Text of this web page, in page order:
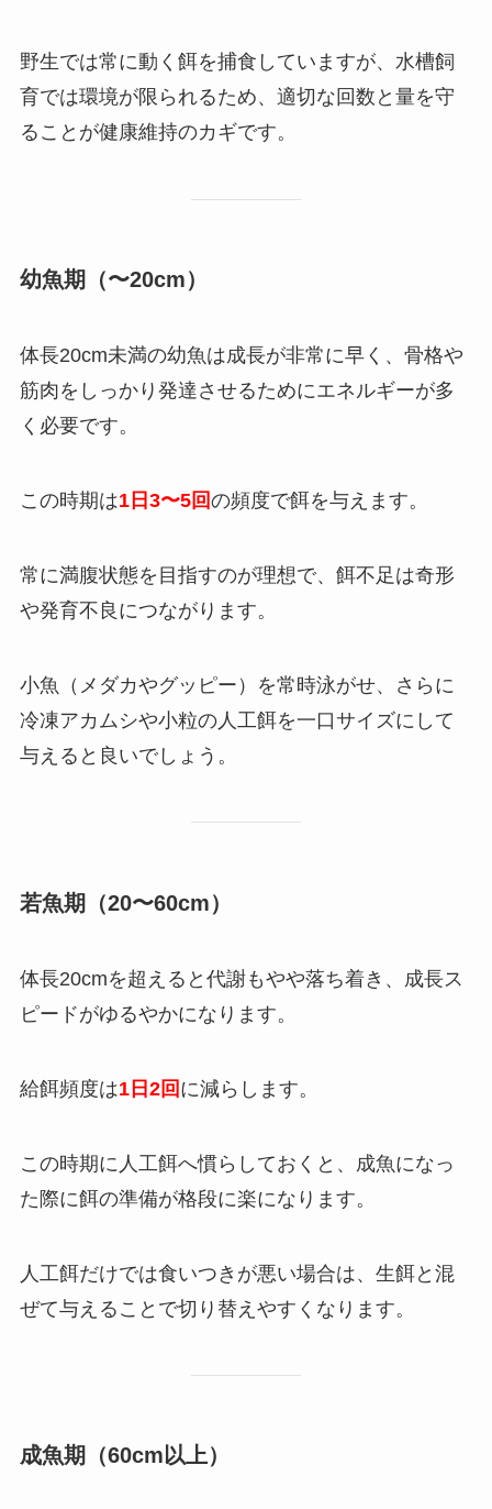
野生では常に動く餌を捕食していますが、水槽飼
育では環境が限られるため、適切な回数と量を守
ることが健康維持のカギです。
幼魚期（〜20cm）
体長20cm未満の幼魚は成長が非常に早く、骨格や
筋肉をしっかり発達させるためにエネルギーが多
く必要です。
この時期は1日3〜5回の頻度で餌を与えます。
常に満腹状態を目指すのが理想で、餌不足は奇形
や発育不良につながります。
小魚（メダカやグッピー）を常時泳がせ、さらに
冷凍アカムシや小粒の人工餌を一口サイズにして
与えると良いでしょう。
若魚期（20〜60cm）
体長20cmを超えると代謝もやや落ち着き、成長ス
ピードがゆるやかになります。
給餌頻度は1日2回 に減らします。
この時期に人工餌へ慣らしておくと、成魚になっ
た際に餌の準備が格段に楽になります。
人工餌だけでは食いつきが悪い場合は、生餌と混
ぜて与えることで切り替えやすくなります。
成魚期（60cm以上）